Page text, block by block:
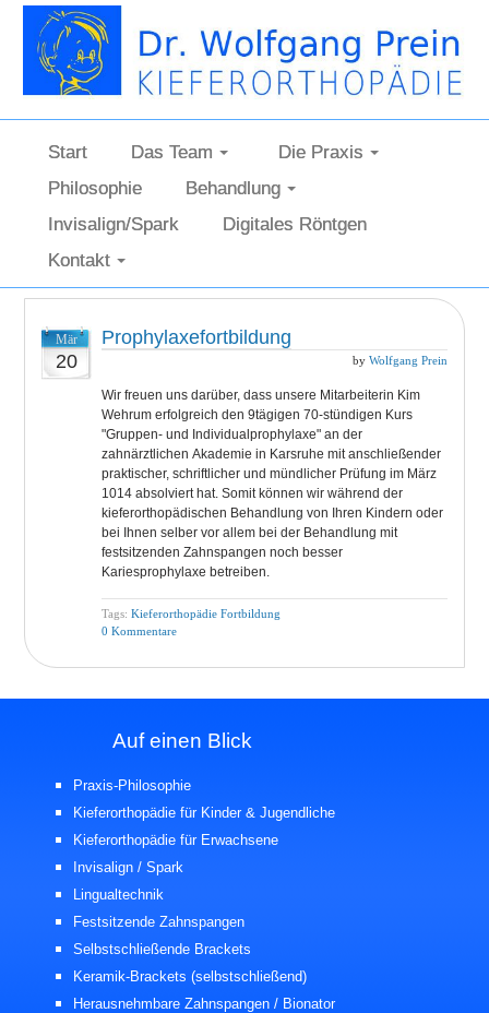
Start Das Team
Die Praxis
Philosophie
Behandlung
Invisalign/Spark
Digitales Röntgen
Kontakt
Mär
20
Prophylaxefortbildung
by Wolfgang Prein
Wir freuen uns darüber, dass unsere Mitarbeiterin Kim
Wehrum erfolgreich den 9tägigen 70-stündigen Kurs
"Gruppen- und Individualprophylaxe" an der
zahnärztlichen Akademie in Karsruhe mit anschließender
praktischer, schriftlicher und mündlicher Prüfung im März
1014 absolviert hat. Somit können wir während der
kieferorthopädischen Behandlung von Ihren Kindern oder
bei Ihnen selber vor allem bei der Behandlung mit
festsitzenden Zahnspangen noch besser
Kariesprophylaxe betreiben.
Tags:Kieferorthopädie Fortbildung
0 Kommentare
Auf einen Blick
Praxis-Philosophie
Kieferorthopädie für Kinder & Jugendliche
Kieferorthopädie für Erwachsene
Invisalign / Spark
Lingualtechnik
Festsitzende Zahnspangen
Selbstschließende Brackets
Keramik-Brackets (selbstschließend)
Herausnehmbare Zahnspangen / Bionator